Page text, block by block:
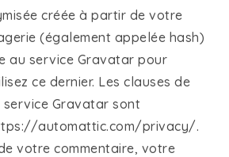
créée à partir de votre
(également appelée hash)
au service Gravatar pour
ce dernier. Les clauses de
Gravatar sont
automattic.com/privacy/.
votre commentaire, votre